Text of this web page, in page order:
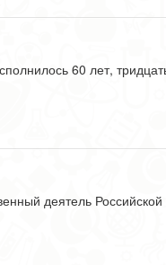
60 лет,
деятель